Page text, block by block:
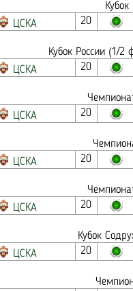
ЦСКА 20
Кубок России (1/
ЦСКА 20
ЦСКА 20
ЦСКА 20
ЦСКА 20
Кубок
ЦСКА 20